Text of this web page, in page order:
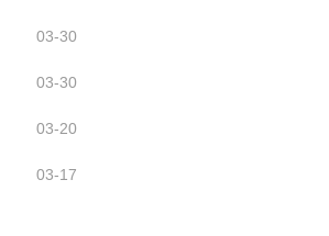
03-30
03-30
03-20
03-17